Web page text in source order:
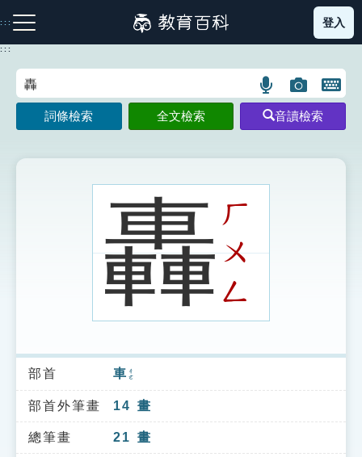
到
主
:::
注音索引圖示 筆畫索引圖示 部首索引表圖示
索引選單
知識索引
單字索引
登入
:::
語
言
搜
示
圖
片
搜
開
鍵
圖
詞條檢索 全文檢索 音讀檢索
轟ㄏ
ㄨ
ㄥ
部首 車 ㄔㄜ
部首外筆畫 14 畫
總筆畫 21 畫